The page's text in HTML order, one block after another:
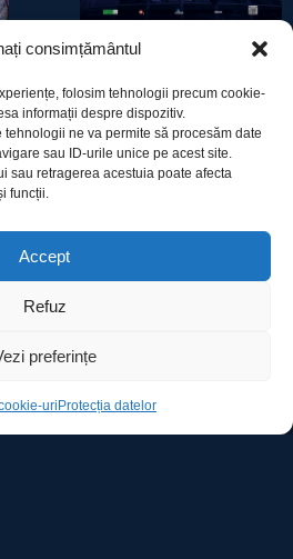
consimțământul
folosim tehnologii precum cookie-
informații despre dispozitiv.
ne va permite să procesăm date
sau ID-urile unice pe acest site.
sau retragerea acestuia poate afecta
funcții.
Accept
Refuz
preferințe
uri Protecția datelor
SONIC THE HEDGEHOG 3
Utile
datelor
cookie-uri